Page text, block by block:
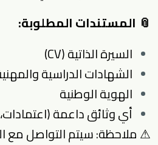
📎 المستندات المطلوبة:
السيرة الذاتية (CV)
الشهادات الدراسية
الهوية الوطنية
أي وثائق داعمة
⚠ ملاحظة: سيتم التواصل مع